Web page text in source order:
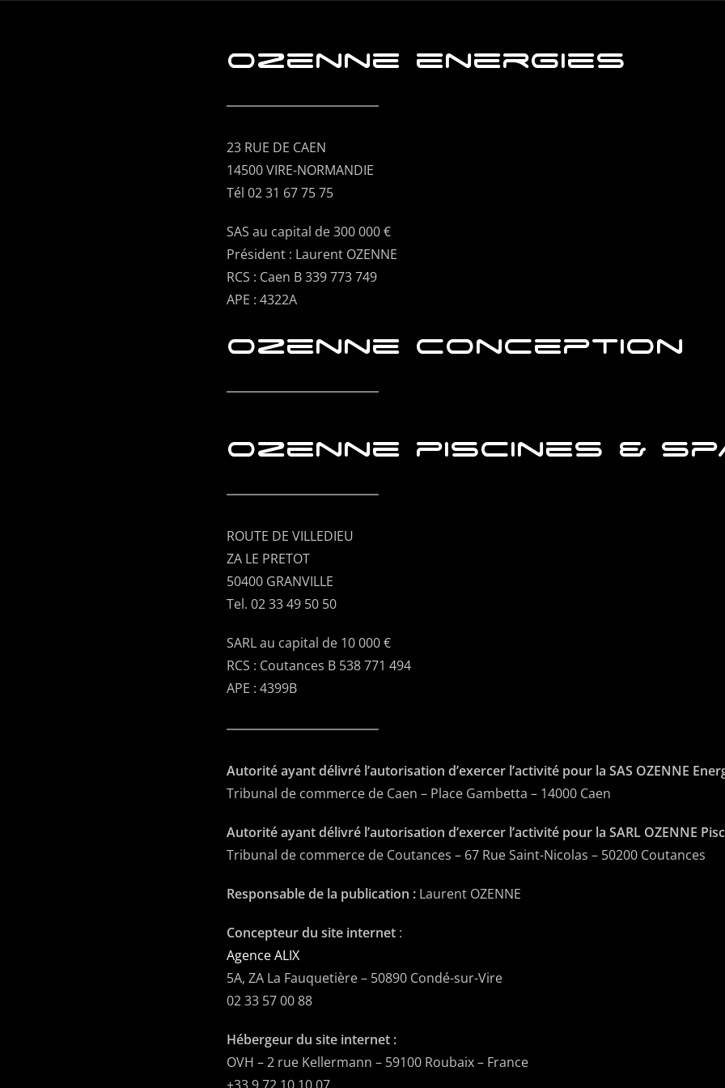
ozenne energies
23 RUE DE CAEN
14500 VIRE-NORMANDIE
Tél 02 31 67 75 75
SAS au capital de 300 000 €
Président : Laurent OZENNE
RCS : Caen B 339 773 749
APE : 4322A
ozenne conception
ozenne piscines &
ROUTE DE VILLEDIEU
ZA LE PRETOT
50400 GRANVILLE
Tel. 02 33 49 50 50
SARL au capital de 10 000 €
RCS : Coutances B 538 771 494
APE : 4399B
Autorité ayant délivré l’autorisation d’exercer l’activité pour la SAS OZENNE
Tribunal de commerce de Caen – Place Gambetta – 14000 Caen
Autorité ayant délivré l’autorisation d’exercer l’activité pour la SARL OZENNE
Tribunal de commerce de Coutances – 67 Rue Saint-Nicolas – 50200 Coutances
Responsable de la publication : Laurent OZENNE
Concepteur du site internet:
Agence ALIX
5A, ZA La Fauquetière – 50890 Condé-sur-Vire
02 33 57 00 88
Hébergeur du site internet :
OVH – 2 rue Kellermann – 59100 Roubaix – France